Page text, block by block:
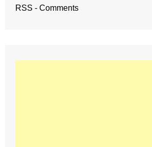
RSS - Comments